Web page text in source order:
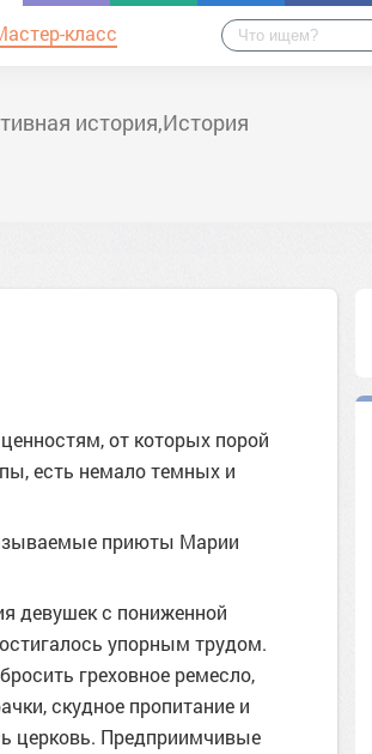
класс
история,История
от которых порой
есть немало темных и
приюты Марии
девушек с пониженной
упорным трудом.
греховное ремесло,
скудное пропитание и
церковь. Предприимчивые